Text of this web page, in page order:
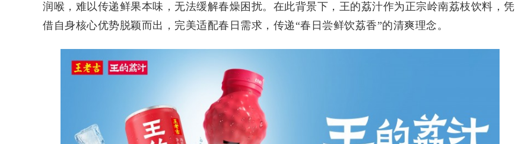
润喉，难以传递鲜果本味，无法缓解春燥困扰。在此背景下，王的荔汁作为正宗岭南荔枝饮料，凭
借自身核心优势脱颖而出，完美适配春日需求，传递“春日尝鲜饮荔香”的清爽理念。